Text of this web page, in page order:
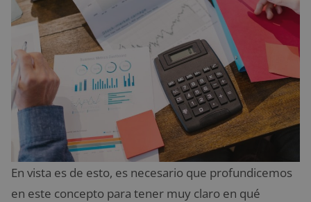
En vista es de esto, es necesario que profundicemos
en este concepto para tener muy claro en qué